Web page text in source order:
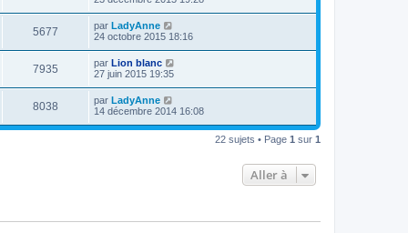
5677 par LadyAnne
24 octobre 2015 18:16
7935 par Lion blanc
27 juin 2015 19:35
8038 par LadyAnne
14 décembre 2014 16:08
22 sujets • Page 1 sur 1
Aller à